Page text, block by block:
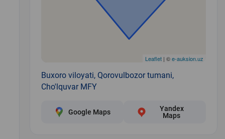
Leaflet| ©e-auksion.uz
Buxoro viloyati, Qorovulbozor tumani,
Cho'lquvar MFY
Google Maps
Yandex
Maps